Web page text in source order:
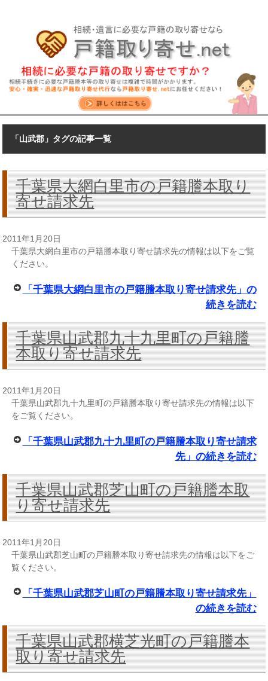
「山武郡」タグの記事一覧
千葉県大網白里市の戸籍謄本取り
寄せ請求先
2011年1月20日
千葉県大網白里市の戸籍謄本取り寄せ請求先の情報は以下をご覧
ください。
「千葉県大網白里市の戸籍謄本取り寄せ請求先」の
続きを読む
千葉県山武郡九十九里町の戸籍謄
本取り寄せ請求先
2011年1月20日
千葉県山武郡九十九里町の戸籍謄本取り寄せ請求先の情報は以下
をご覧ください。
「千葉県山武郡九十九里町の戸籍謄本取り寄せ請求
先」の続きを読む
千葉県山武郡芝山町の戸籍謄本取
り寄せ請求先
2011年1月20日
千葉県山武郡芝山町の戸籍謄本取り寄せ請求先の情報は以下をご
覧ください。
「千葉県山武郡芝山町の戸籍謄本取り寄せ請求先」
の続きを読む
千葉県山武郡横芝光町の戸籍謄本
取り寄せ請求先